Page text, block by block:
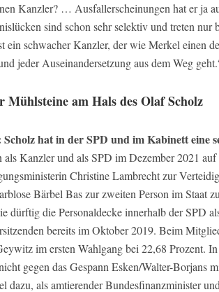
Kanzler? … Ausfallerscheinungen hat er ja
sind schon sehr selektiv und treten
ein schwacher Kanzler, der wie Merkel einen
jeder Auseinandersetzung aus dem Weg
Mühlsteine am Hals des Olaf Scholz
Scholz hat in der SPD und im Kabinett eine
als Kanzler und als SPD im Dezember 2021
Christine Lambrecht zur
Bärbel Bas zur zweiten Person im Staat
dürftig die Personaldecke innerhalb der SPD
bereits im Oktober 2019. Beim
im ersten Wahlgang bei 22,68 Prozent.
gegen das Gespann Esken/Walter-Borjans
dazu, als amtierender Bundesfinanzminister